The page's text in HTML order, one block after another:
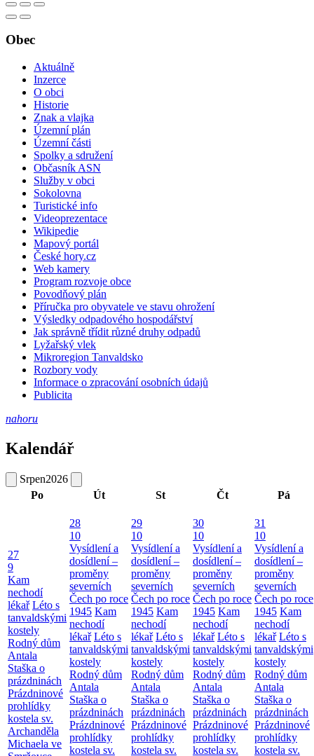
Obec
Aktuálně
Inzerce
O obci
Historie
Znak a vlajka
Územní plán
Územní části
Spolky a sdružení
Občasník ASN
Služby v obci
Sokolovna
Turistické info
Videoprezentace
Wikipedie
Mapový portál
České hory.cz
Web kamery
Program rozvoje obce
Povodňový plán
Příručka pro obyvatele ve stavu ohrožení
Výsledky odpadového hospodářství
Jak správně třídit různé druhy odpadů
Lyžařský vlek
Mikroregion Tanvaldsko
Rozbory vody
Informace o zpracování osobních údajů
Publicita
nahoru
Kalendář
Srpen2026
Po
Út St Čt Pá
27
9
Kam
nechodí
lékař Léto s
tanvaldskými
kostely
Rodný dům
Antala
Staška o
prázdninách
Prázdninové
prohlídky
kostela sv.
Archanděla
Michaela ve
28
10
Vysídlení a
dosídlení –
proměny
severních
Čech po roce
1945 Kam
nechodí
lékař Léto s
tanvaldskými
kostely
Rodný dům
Antala
Staška o
prázdninách
Prázdninové
prohlídky
kostela sv.
29
10
Vysídlení a
dosídlení –
proměny
severních
Čech po roce
1945 Kam
nechodí
lékař Léto s
tanvaldskými
kostely
Rodný dům
Antala
Staška o
prázdninách
Prázdninové
prohlídky
kostela sv.
30
10
Vysídlení a
dosídlení –
proměny
severních
Čech po roce
1945 Kam
nechodí
lékař Léto s
tanvaldskými
kostely
Rodný dům
Antala
Staška o
prázdninách
Prázdninové
prohlídky
kostela sv.
31
10
Vysídlení a
dosídlení –
proměny
severních
Čech po roce
1945 Kam
nechodí
lékař Léto s
tanvaldskými
kostely
Rodný dům
Antala
Staška o
prázdninách
Prázdninové
prohlídky
kostela sv.